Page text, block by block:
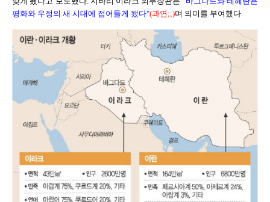
평화와 우정의 새 시대에 접어들게 됐다"(과연;;)며 의미를 부여했다.